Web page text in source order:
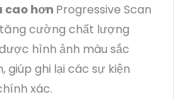
cao hơn Progressive Scan
cường chất lượng
hình ảnh màu sắc
giúp ghi lại các sự kiện
xác.